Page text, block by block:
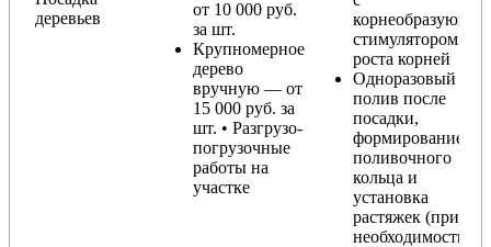
деревьев
от 10 000 руб.
за шт.
Крупномерное
дерево
вручную — от
15 000 руб. за
шт. • Разгрузо-
погрузочные
работы на
участке
корнеобразующим
стимулятором
роста корней
Одноразовый
полив после
посадки,
формирование
поливочного
кольца и
установка
растяжек (при
необходимости)